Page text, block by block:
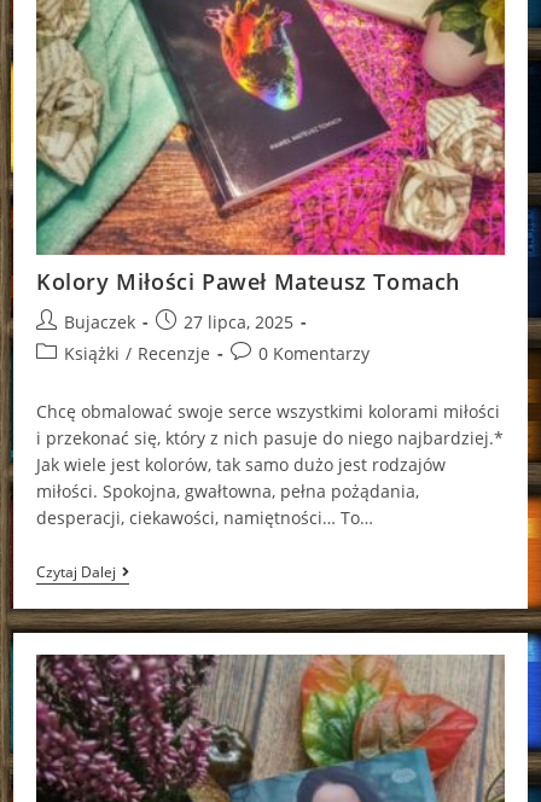
Kolory Miłości Paweł Mateusz Tomach
Post
author:
Bujaczek
Post
published:
27 lipca, 2025
PostKsiążki / Recenzje
Post0 Komentarzy
Chcę obmalować swoje serce wszystkimi kolorami miłości
i przekonać się, który z nich pasuje do niego najbardziej.*
Jak wiele jest kolorów, tak samo dużo jest rodzajów
miłości. Spokojna, gwałtowna, pełna pożądania,
desperacji, ciekawości, namiętności… To…
Czytaj DalejKolory
Miłości
Paweł
Mateusz